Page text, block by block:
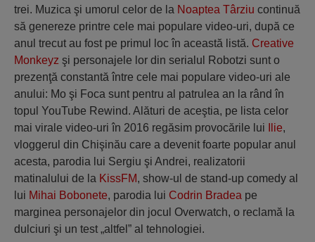
trei. Muzica şi umorul celor de la Noaptea Târziu continuă
să genereze printre cele mai populare video-uri, după ce
anul trecut au fost pe primul loc în această listă. Creative
Monkeyz şi personajele lor din serialul Robotzi sunt o
prezenţă constantă între cele mai populare video-uri ale
anului: Mo şi Foca sunt pentru al patrulea an la rând în
topul YouTube Rewind. Alături de aceştia, pe lista celor
mai virale video-uri în 2016 regăsim provocările lui
Ilie,
vloggerul din Chişinău care a devenit foarte popular anul
acesta, parodia lui Sergiu şi Andrei, realizatorii
matinalului de la KissFM, show-ul de stand-up comedy al
lui Mihai Bobonete, parodia lui Codrin Bradea pe
marginea personajelor din jocul Overwatch, o reclamă la
dulciuri şi un test „altfel” al tehnologiei.